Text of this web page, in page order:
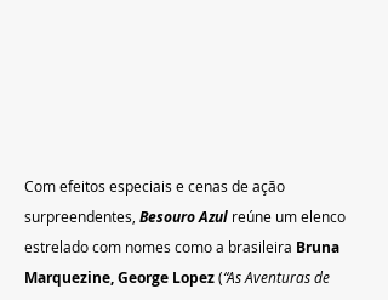
Com efeitos especiais e cenas de ação
surpreendentes, Besouro Azul reúne um elenco
estrelado com nomes como a brasileira Bruna
Marquezine, George Lopez (“As Aventuras de